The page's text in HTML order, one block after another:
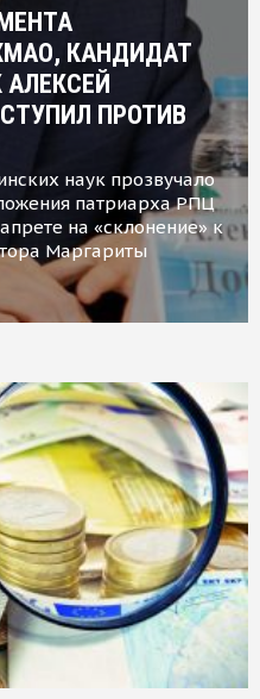
КАНДИДАТ
ПРОТИВ
наук прозвучало
патриарха РПЦ
на «склонение» к
Маргариты